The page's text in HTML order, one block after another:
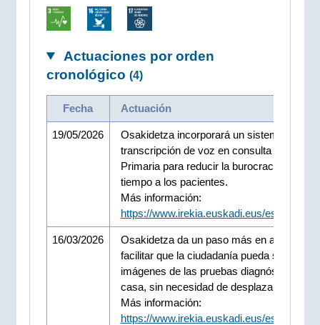
Actuaciones por orden
cronológico (4)
Fecha Actuación
19/05/2026
Osakidetza incorporará un sistema de
transcripción de voz en consulta de
Primaria para reducir la burocracia y dar
tiempo a los pacientes.
Más información:
https://www.irekia.euskadi.eus/es/news/
16/03/2026
Osakidetza da un paso más en
facilitar que la ciudadanía pueda solicitar
imágenes de las pruebas diagnósticas
casa, sin necesidad de desplazarse
Más información:
https://www.irekia.euskadi.eus/es/news/